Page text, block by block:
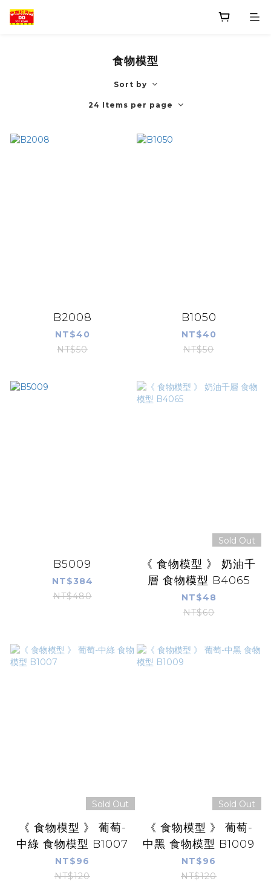
食物模型
Sort by
24 Items per page
B2008
NT$40
NT$50
B1050
NT$40
NT$50
B5009
NT$384
NT$480
Sold Out
《 食物模型 》 奶油千
層 食物模型 B4065
NT$48
NT$60
Sold Out
《 食物模型 》 葡萄-
中綠 食物模型 B1007
NT$96
NT$120
Sold Out
《 食物模型 》 葡萄-
中黑 食物模型 B1009
NT$96
NT$120